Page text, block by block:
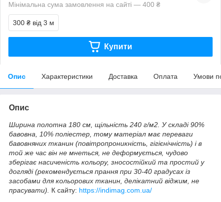
Мінімальна сума замовлення на сайті — 400 ₴
300 ₴ від 3 м
Купити
Опис Характеристики Доставка Оплата Умови
Опис
Ширина полотна 180 см, щільність 240 г/м2. У складі 90%
бавовна, 10% поліестер, тому матеріал має переваги
бавовняних тканин (повітропроникність, гігієнічність) і в
той же час він не мнеться, не деформується, чудово
зберігає насиченість кольору, зносостійкий та простий у
догляді (рекомендується прання при 30-40 градусах із
засобами для кольорових тканин, делікатний віджим, не
прасувати). К сайту: https://indimag.com.ua/